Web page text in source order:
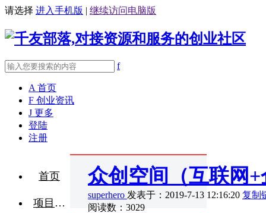
请选择 进入手机版 | 继续访问电脑版
f
A 首页
F 创业资讯
J 更多
登陆
注册
首页
项目融资
众创空间（互联网
superhero 发表于：2019-7-13 12:16:20 复制
阅读数：3029